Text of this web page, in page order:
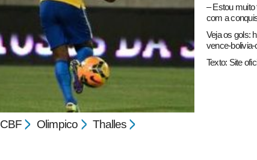
CBF Olimpico Thalles
– Estou
com a
Veja os gols:
vence-
Texto: Site